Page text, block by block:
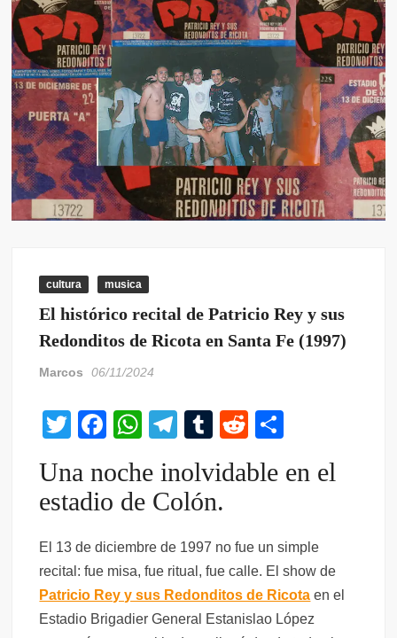
cultura musica
El histórico recital de Patricio Rey y sus
Redonditos de Ricota en Santa Fe (1997)
Marcos 06/11/2024
T
tt
er
F
c
e
b
o
o
k
W
at
s
A
p
p
T
e
gr
a
m
T
m
bl
r
R
d
t
m
ar
tir
Una noche inolvidable en el
estadio de Colón.
El 13 de diciembre de 1997 no fue un simple
recital: fue misa, fue ritual, fue calle. El show de
Patricio Rey y sus Redonditos de Ricota en el
Estadio Brigadier General Estanislao López